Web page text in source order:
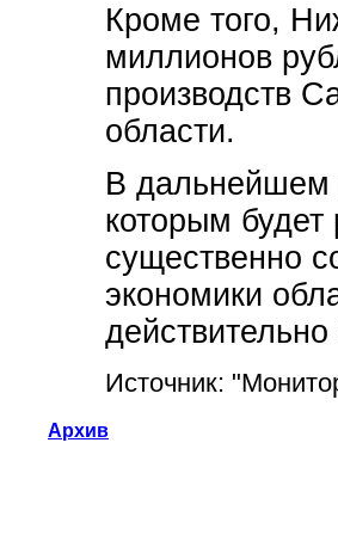
Кроме того,
миллионов
производств
области.
В дальнейшем
которым будет
существенно
экономики
Источник:
Архив